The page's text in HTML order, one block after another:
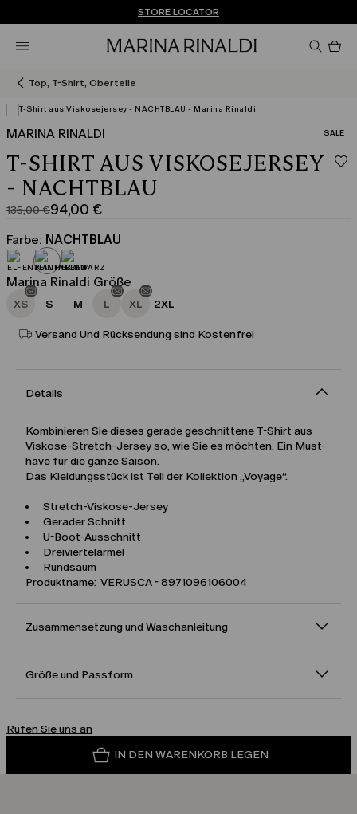
KOSTENLOSE LIEFERUNG UND RÜCKSENDUNG
Sie haben kein Konto? REGISTRIEREN SIE SICH JETZT
STORE LOCATOR
Top, T-Shirt, Oberteile
MARINA RINALDI SALE
T-SHIRT AUS VISKOSEJERSEY
- NACHTBLAU
135,00 €
Ursprünglicher
Preis
135,00
€
94,00 €
Aktueller
Preis
94,00
€
Farbe: NACHTBLAU
Marina Rinaldi Größe
XS S M L XL 2XL
Versand Und Rücksendung sind Kostenfrei
Details
Kombinieren Sie dieses gerade geschnittene T-Shirt aus
Viskose-Stretch-Jersey so, wie Sie es möchten. Ein Must-
have für die ganze Saison.
Das Kleidungsstück ist Teil der Kollektion „Voyage“.
Stretch-Viskose-Jersey
Gerader Schnitt
U-Boot-Ausschnitt
Dreiviertelärmel
Rundsaum
Produktname: VERUSCA - 8971096106004
Zusammensetzung und Waschanleitung
Größe und Passform
Rufen Sie uns an
IN DEN WARENKORB LEGEN